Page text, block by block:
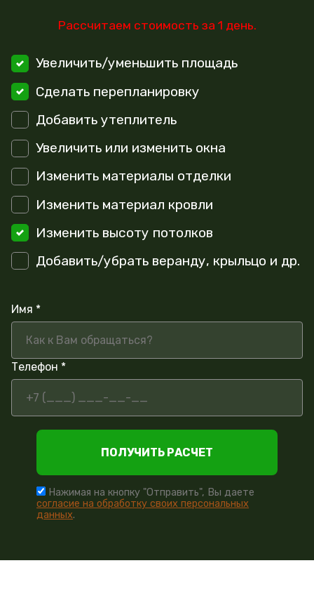
Рассчитаем стоимость за 1 день.
Увеличить/уменьшить площадь
Сделать перепланировку
Добавить утеплитель
Увеличить или изменить окна
Изменить материалы отделки
Изменить материал кровли
Изменить высоту потолков
Добавить/убрать веранду, крыльцо и др.
Имя *
Телефон *
ПОЛУЧИТЬ РАСЧЕТ
Нажимая на кнопку "Отправить", Вы даете
согласие на обработку своих персональных
данных.